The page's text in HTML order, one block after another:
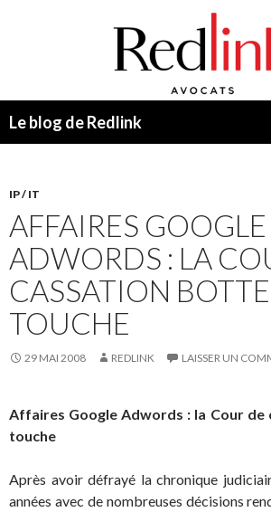
Le blog de Redlink
IP / IT
AFFAIRES GOOGLE
ADWORDS : LA
CASSATION
TOUCHE
29 MAI 2008 REDLINK LAISSER UN
Affaires Google Adwords : la Cour de
touche
Après avoir défrayé la chronique
années avec de nombreuses décisions